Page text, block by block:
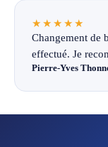
★★★★★
Changement de
effectué. Je
Pierre-Yves